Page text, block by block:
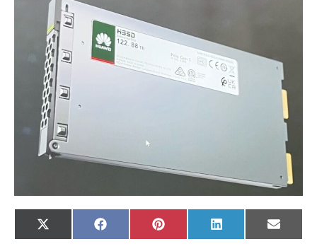
X
(Twitter)
FacebookPinterest LinkedIn
Email